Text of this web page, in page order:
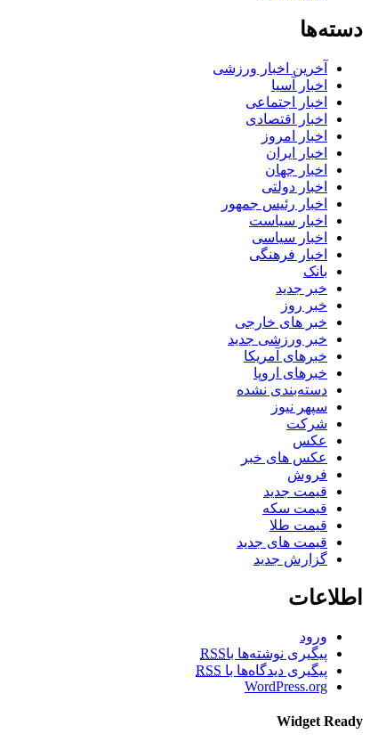
دسته‌ها
آخرین اخبار ورزشی
اخبار آسیا
اخبار اجتماعی
اخبار اقتصادی
اخبار امروز
اخبار ایران
اخبار جهان
اخبار دولتی
اخبار رئیس جمهور
اخبار سیاست
اخبار سیاسی
اخبار فرهنگی
بانک
خبر جدید
خبر روز
خبر های خارجی
خبر ورزشی جدید
خبرهای آمریکا
خبرهای اروپا
دسته‌بندی نشده
سپهر نیوز
شرکت
عکس
عکس های خبر
فروش
قیمت جدید
قیمت سکه
قیمت طلا
قیمت های جدید
گزارش جدید
اطلاعات
ورود
پیگیری نوشته‌ها باRSS
پیگیری دیدگاه‌ها با RSS
WordPress.org
Widget Ready